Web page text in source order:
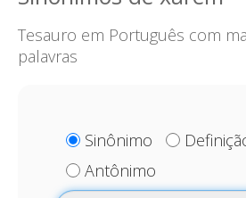
Tesauro em Português com
palavras
Sinônimo
Antônimo